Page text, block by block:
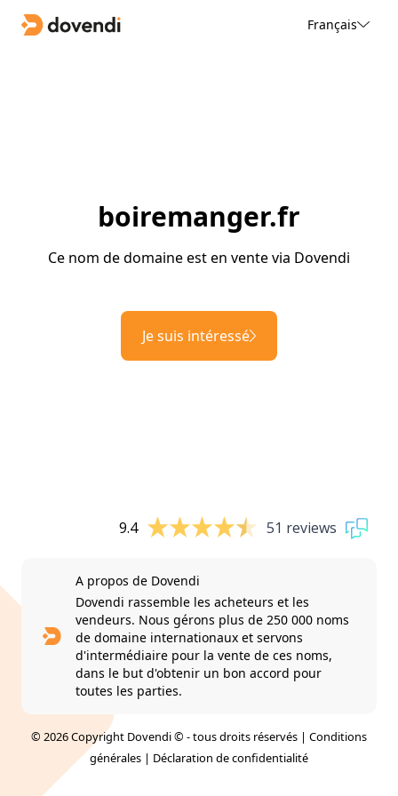
Français
boiremanger.fr
Ce nom de domaine est en vente via Dovendi
Je suis intéressé
9.4 51 reviews
A propos de Dovendi
Dovendi rassemble les acheteurs et les
vendeurs. Nous gérons plus de 250 000 noms
de domaine internationaux et servons
d'intermédiaire pour la vente de ces noms,
dans le but d'obtenir un bon accord pour
toutes les parties.
© 2026 Copyright Dovendi © - tous droits réservés | Conditions
générales | Déclaration de confidentialité